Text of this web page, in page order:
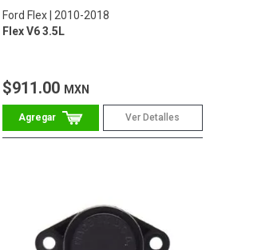
Ford Flex 2010-2018
Flex V6 3.5L
$911.00 MXN
Ver Detalles